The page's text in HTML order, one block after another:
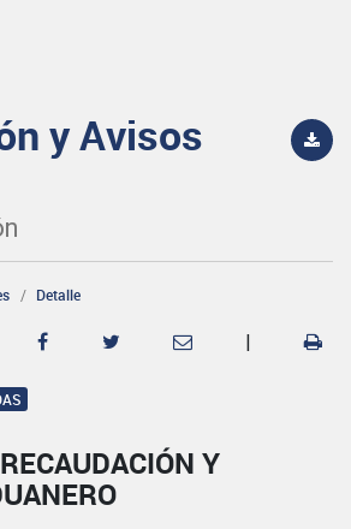
y Avisos
Detalle
|
Y